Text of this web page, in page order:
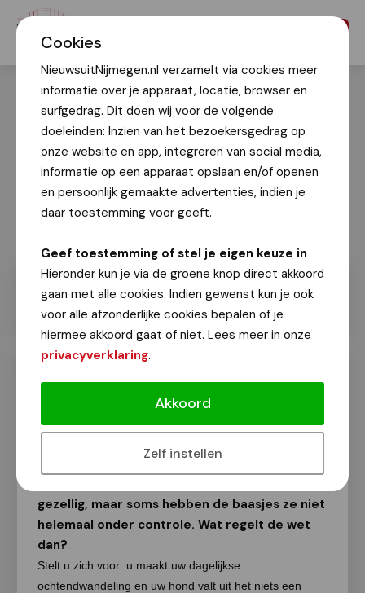
Cookies
NieuwsuitNijmegen.nl verzamelt via cookies meer
informatie over je apparaat, locatie, browser en
surfgedrag. Dit doen wij voor de volgende
doeleinden: Inzien van het bezoekersgedrag op
onze website en app, integreren van social media,
informatie op een apparaat opslaan en/of openen
en persoonlijk gemaakte advertenties, indien je
daar toestemming voor geeft.
Geef toestemming of stel je eigen keuze in
Hieronder kun je via de groene knop direct akkoord
gaan met alle cookies. Indien gewenst kun je ook
voor alle afzonderlijke cookies bepalen of je
hiermee akkoord gaat of niet. Lees meer in onze
privacyverklaring.
Akkoord
Zelf instellen
Rechtswinkel Nijmegen-Oost: Hond
bijt man, en nu?
Renée Jansen
27 november 2020
gezellig, maar soms hebben de baasjes ze niet
helemaal onder controle. Wat regelt de wet
dan?
Stelt u zich voor: u maakt uw dagelijkse
ochtendwandeling en uw hond valt uit het niets een